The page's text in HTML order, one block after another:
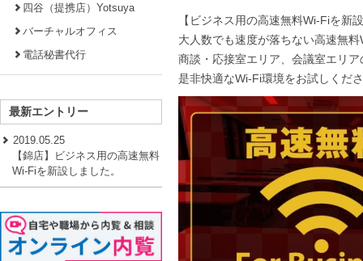
【ビジネス用の高速無料Wi-Fiを新
大人数でも速度が落ちない高速無
商談・応接室エリア、会議室エリ
是非快適なWi-Fi環境をお試しくだ
四谷（提携店）Yotsuya
バーチャルオフィス
電話秘書代行
最新エントリー
2019.05.25
【錦店】ビジネス用の高速無料
Wi-Fiを新設しました。